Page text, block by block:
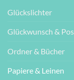
Glückslichter
Glückwunsch &
Ordner & Bücher
Papiere & Leinen